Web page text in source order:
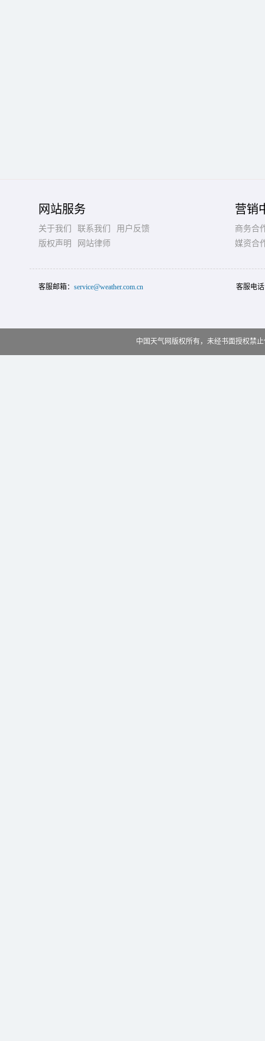
网站服务
关于我们 联系我们
用户反馈
版权声明
网站律师
营销
商务合
媒资合
客服邮箱： service@weather.com.cn 客服电
中国天气网版权所有，未经书面授权